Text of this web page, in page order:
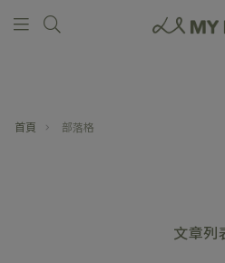
首頁 部落格
文章列